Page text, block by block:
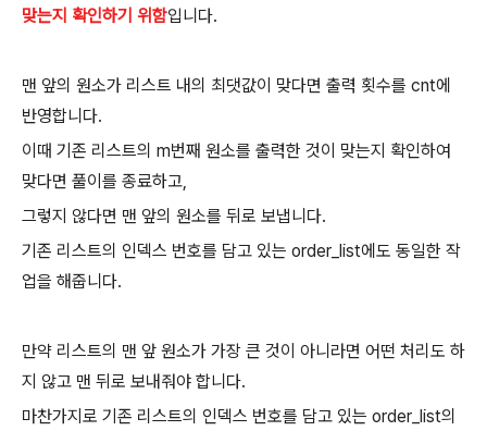
맞는지 확인하기 위함입니다.
맨 앞의 원소가 리스트 내의 최댓값이 맞다면 출력 횟수를 cnt에
반영합니다.
이때 기존 리스트의 m번째 원소를 출력한 것이 맞는지 확인하여
맞다면 풀이를 종료하고,
그렇지 않다면 맨 앞의 원소를 뒤로 보냅니다.
기존 리스트의 인덱스 번호를 담고 있는 order_list에도 동일한 작
업을 해줍니다.
만약 리스트의 맨 앞 원소가 가장 큰 것이 아니라면 어떤 처리도 하
지 않고 맨 뒤로 보내줘야 합니다.
마찬가지로 기존 리스트의 인덱스 번호를 담고 있는 order_list의